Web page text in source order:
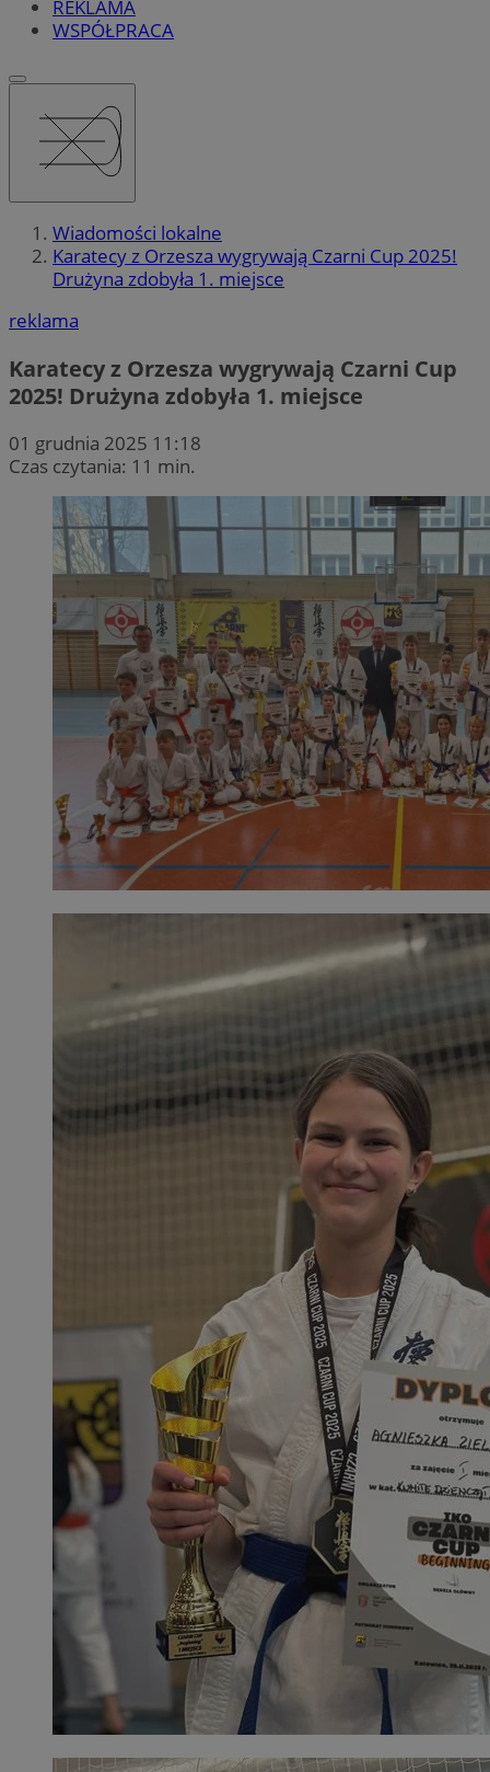
REKLAMA
WSPÓŁPRACA
Wiadomości lokalne
Karatecy z Orzesza wygrywają Czarni Cup 2025!
Drużyna zdobyła 1. miejsce
reklama
Karatecy z Orzesza wygrywają Czarni Cup
2025! Drużyna zdobyła 1. miejsce
01 grudnia 2025 11:18
Czas czytania: 11 min.